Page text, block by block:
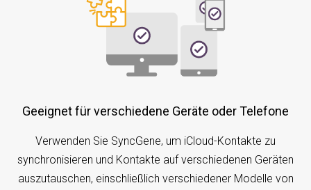
Geeignet für verschiedene Geräte oder Telefone
Verwenden Sie SyncGene, um iCloud-Kontakte zu
synchronisieren und Kontakte auf verschiedenen Geräten
auszutauschen, einschließlich verschiedener Modelle von